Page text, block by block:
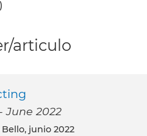
articulo
June 2022
junio 2022